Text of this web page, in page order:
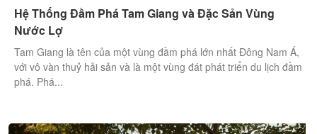
Hệ Thống Đầm Phá Tam Giang và Đặc Sản Vùng
Nước Lợ
Tam Giang là tên của một vùng đầm phá lớn nhất Đông Nam Á,
với vô vàn thuỷ hải sản và là một vùng đát phát triển du lịch đầm
phá. Phá...